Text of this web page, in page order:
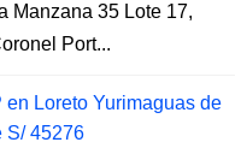
Manzana 35 Lote 17,
Port...
Loreto Yurimaguas de
S/ 45276